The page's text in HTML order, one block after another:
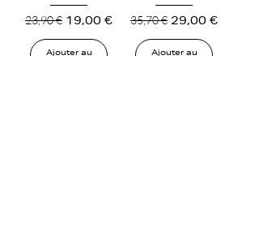
Prix original
23,90 € Prix promotionnel
19,00 €
Ajouter au
Prix original
35,70 € Prix
29,00 €
Ajouter au